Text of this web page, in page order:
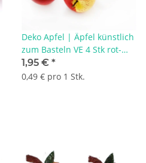
Deko Apfel | Äpfel künstlich
zum Basteln VE 4 Stk rot-
gelb-orange 3,5 cm mit
Draht für Herbst,
1,95 € *
0,49 € pro 1 Stk.